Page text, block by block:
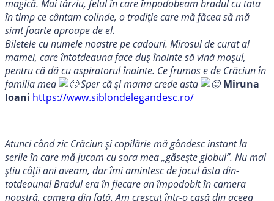
magică. Mai târziu, felul în care împodobeam bradul cu tata
în timp ce cântam colinde, o tradiție care mă făcea să mă
simt foarte aproape de el.
Biletele cu numele noastre pe cadouri. Mirosul de curat al
mamei, care întotdeauna face duș înainte să vină moșul,
pentru că dă cu aspiratorul înainte. Ce frumos e de Crăciun în
familia mea
Sper că și mama crede asta
Miruna
Ioani https://www.siblondelegandesc.ro/
Atunci când zic Crăciun şi copilărie mă gândesc instant la
serile în care mă jucam cu sora mea „găseşte globul”. Nu mai
știu câții ani aveam, dar îmi amintesc de jocul ăsta din-
totdeauna! Bradul era în fiecare an împodobit în camera
noastră, camera din față. Am crescut într-o casă din aceea